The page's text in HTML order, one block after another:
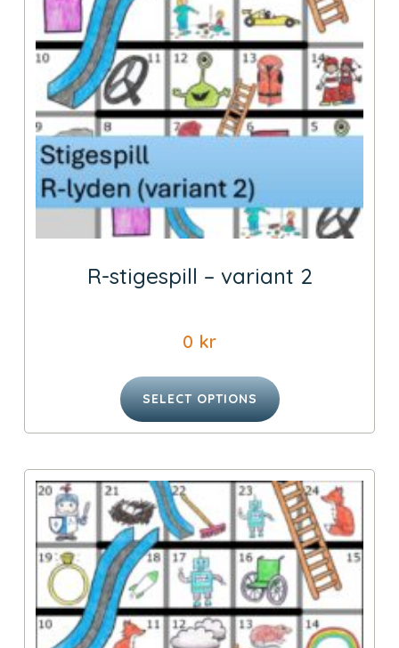
R-stigespill – variant 2
0 kr
SELECT OPTIONS